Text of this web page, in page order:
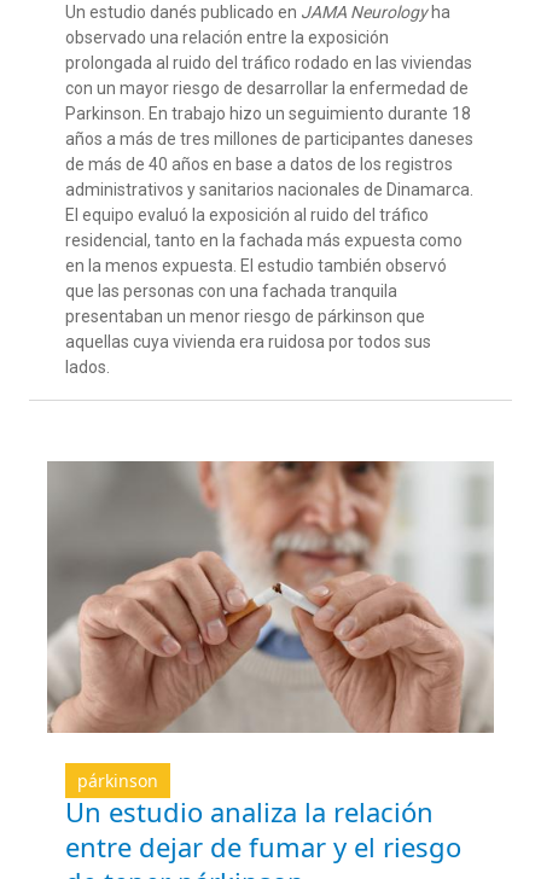
Un estudio danés publicado en JAMA Neurologyha
observado una relación entre la exposición
prolongada al ruido del tráfico rodado en las viviendas
con un mayorriesgo de desarrollar la enfermedad de
Parkinson. En trabajo hizo un seguimiento durante 18
años a más de tres millones de participantes daneses
de más de 40 años en base a datos de los registros
administrativos y sanitarios nacionales de Dinamarca
El equipo evaluó la exposición al ruido del tráfico
residencial, tanto en la fachada más expuesta como
en la menos expuesta. El estudio también observó
que las personas con una fachada tranquila
presentaban un menor riesgo de párkinson que
aquellas cuya vivienda era ruidosa por todos sus
lados.
párkinson
Un estudio analiza la relación
entre dejar de fumar y el riesgo